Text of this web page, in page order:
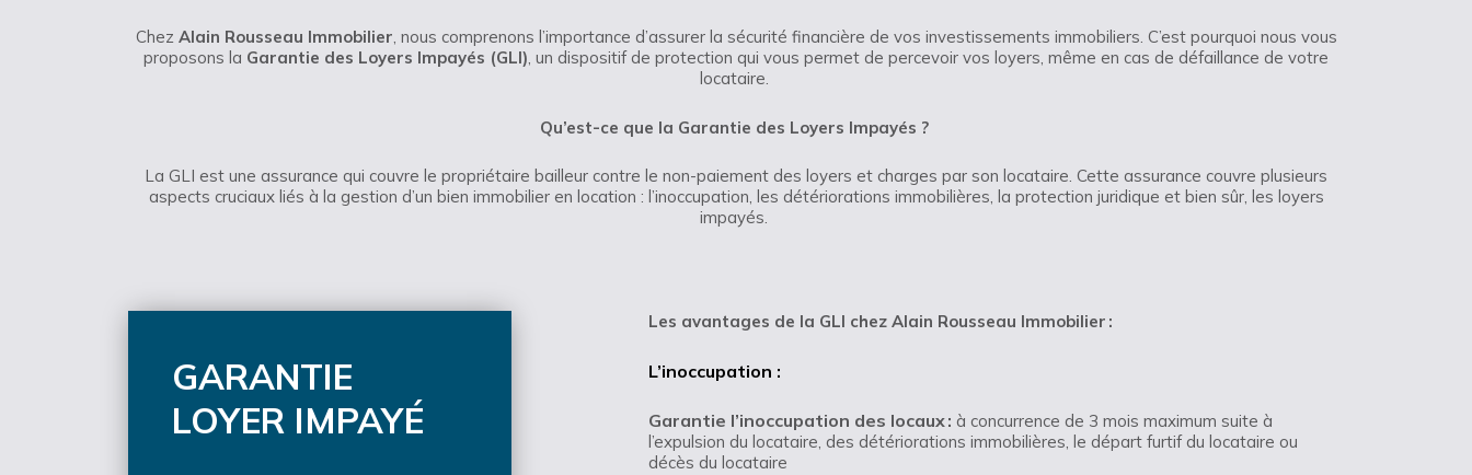
Chez Alain Rousseau Immobilier, nous comprenons l’importance d’assurer la sécurité financière de vos investissements immobiliers. C’est pourquoi nous vous
proposons la Garantie des Loyers Impayés (GLI), un dispositif de protection qui vous permet de percevoir vos loyers, même en cas de défaillance de votre
locataire.
Qu’est-ce que la Garantie des Loyers Impayés ?
La GLI est une assurance qui couvre le propriétaire bailleur contre le non-paiement des loyers et charges par son locataire. Cette assurance couvre plusieurs
aspects cruciaux liés à la gestion d’un bien immobilier en location : l’inoccupation, les détériorations immobilières, la protection juridique et bien sûr, les loyers
impayés.
GARANTIE
LOYER IMPAYÉ
Les avantages de la GLI chez Alain Rousseau Immobilier :
L’inoccupation :
Garantie l’inoccupation des locaux : à concurrence de 3 mois maximum suite à
l’expulsion du locataire, des détériorations immobilières, le départ furtif du locataire ou
décès du locataire